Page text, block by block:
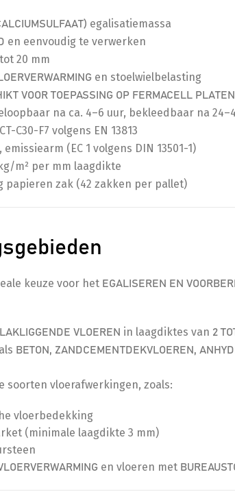
egalisatiemassa
en eenvoudig te verwerken
20 mm
en stoelwielbelasting
VOOR TOEPASSING OP FERMACELL PLATEN
na ca. 4–6 uur, bekleedbaar na
CT-C30-F7 volgens EN 13813
emissiearm (EC 1 volgens DIN 13501-1)
m² per mm laagdikte
papieren zak (42 zakken per pallet)
keuze voor het EGALISEREN EN
VLOEREN in laagdiktes van 2
BETON, ZANDCEMENTDEKVLOEREN,
soorten vloerafwerkingen, zoals:
vloerbedekking
(minimale laagdikte 3 mm)
en vloeren met